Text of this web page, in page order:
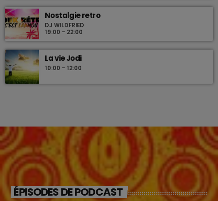
Nostalgie retro
DJ WILDFRIED
19:00 - 22:00
La vie Jodi
10:00 - 12:00
ÉPISODES DE PODCAST